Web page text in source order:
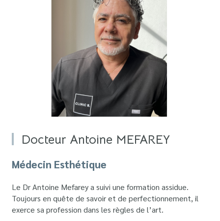
Docteur Antoine MEFAREY
Médecin Esthétique
Le Dr Antoine Mefarey a suivi une formation assidue.
Toujours en quête de savoir et de perfectionnement, il
exerce sa profession dans les règles de l’art.